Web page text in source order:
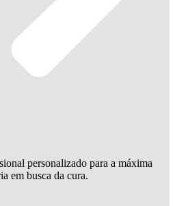
personalizado para a máxima
em busca da cura.